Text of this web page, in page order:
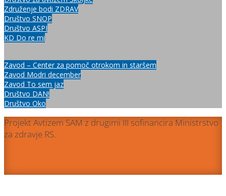
Združenje bodi ZDRAV
Društvo SNOP
Društvo ASPI
KD Do re mi
Zavod – Center za pomoč otrokom in staršem
Zavod Modri december
Zavod To sem jaz
Društvo DAN!
Društvo Oko
Projekt Avtizem SAM z drugimi III sofinancira Ministrstvo
za zdravje RS.